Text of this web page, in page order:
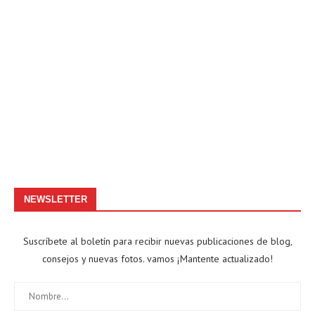
NEWSLETTER
Suscríbete al boletín para recibir nuevas publicaciones de blog,
consejos y nuevas fotos. vamos ¡Mantente actualizado!